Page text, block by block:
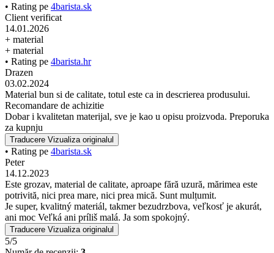
• Rating pe 4barista.sk
Client verificat
14.01.2026
+ material
+ material
• Rating pe 4barista.hr
Drazen
03.02.2024
Material bun si de calitate, totul este ca in descrierea produsului.
Recomandare de achizitie
Dobar i kvalitetan materijal, sve je kao u opisu proizvoda. Preporuka
za kupnju
Traducere Vizualiza originalul
• Rating pe 4barista.sk
Peter
14.12.2023
Este grozav, material de calitate, aproape fără uzură, mărimea este
potrivită, nici prea mare, nici prea mică. Sunt mulțumit.
Je super, kvalitný materiál, takmer bezudrzbova, veľkosť je akurát,
ani moc Veľká ani príliš malá. Ja som spokojný.
Traducere Vizualiza originalul
5/5